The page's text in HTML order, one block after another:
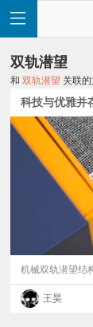
首
讯
评
双轨潜望
和双轨潜望 关联
科技与优雅并
机械双轨潜望结
王昊